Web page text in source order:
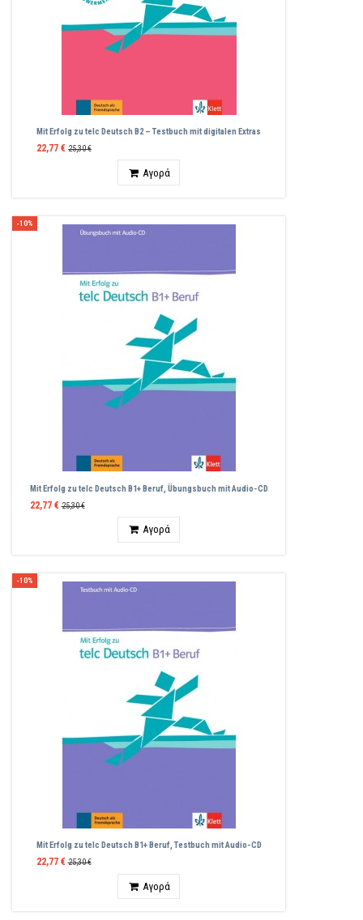
Mit Erfolg zu telc Deutsch B2 – Testbuch mit digitalen Extras
22,77 € 25,30 €
Αγορά
-10%
Mit Erfolg zu telc Deutsch B1+ Beruf, Übungsbuch mit Audio-CD
22,77 € 25,30 €
Αγορά
-10%
Mit Erfolg zu telc Deutsch B1+ Beruf, Testbuch mit Audio-CD
22,77 € 25,30 €
Αγορά